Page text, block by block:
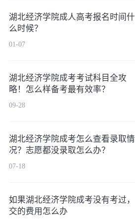
湖北经济学院成人高考报名时间什
么时候？
01-07
湖北经济学院成考考试科目全攻
略！怎么样备考最有效率？
09-28
湖北经济学院成考怎么查看录取情
况？志愿都没录取怎么办？
07-18
如果湖北经济学院成考没有考过，
交的费用怎么办